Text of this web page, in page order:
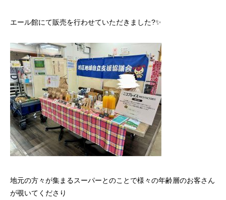
エール館にて販売を行わせていただきました?✨
地元の方々が集まるスーパーとのことで様々の年齢層のお客さん
が覗いてくださり